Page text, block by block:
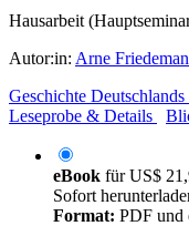
Hausarbeit
Autor:in: Arne
Geschichte
Leseprobe & Details
eBook fürUS$
Sofort
Format: PDF und